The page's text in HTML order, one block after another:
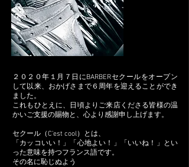
２０２０年１月７日にBARBERセクールをオープン
して以来、おかげさまで６周年を迎えることができ
ました。
これもひとえに、日頃よりご来店くださる皆様の温
かいご支援の賜物と、心より感謝申し上げます。
セクール（C’est cool）とは、
「カッコいい！」「心地よい！」「いいね！」とい
った意味を持つフランス語です。
その名に恥じぬよう